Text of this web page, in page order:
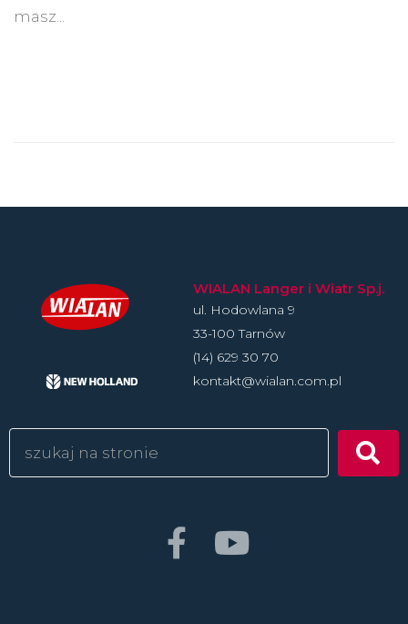
masz...
WIALAN Langer i Wiatr Sp.j.
ul. Hodowlan­a 9
33-100 Tarnów
(14) 629 30 70
kontakt@wialan.com.pl